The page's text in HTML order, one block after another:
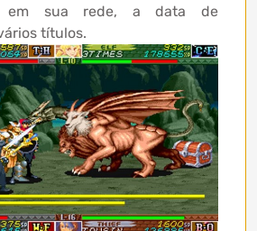
em sua rede, a data de
títulos.